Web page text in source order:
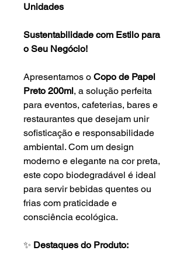
Unidades
Sustentabilidade com Estilo para
o Seu Negócio!
Apresentamos o Copo de Papel
Preto 200ml, a solução perfeita
para eventos, cafeterias, bares e
restaurantes que desejam unir
sofisticação e responsabilidade
ambiental. Com um design
moderno e elegante na cor preta,
este copo biodegradável é ideal
para servir bebidas quentes ou
frias com praticidade e
consciência ecológica.
✨ Destaques do Produto: